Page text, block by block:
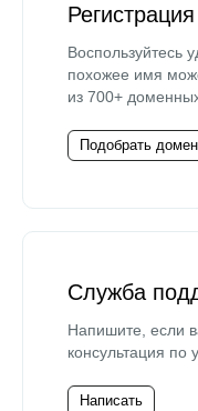
похожее имя
из 700+
Подобрать домен
Служба
Напишите, если
консультация по
Написать